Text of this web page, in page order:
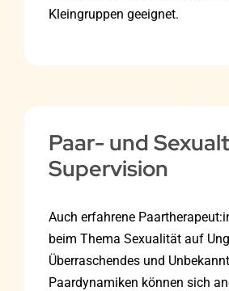
Kleingruppen geeignet.
Paar- und
Supervision
Auch erfahrene
beim Thema Sexualität auf
Überraschendes und
Paardynamiken können sich